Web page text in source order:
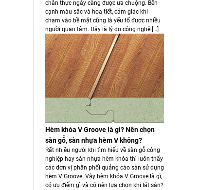
chân thực ngày càng được ưa chuộng. Bên
cạnh màu sắc và họa tiết, cảm giác khi
chạm vào bề mặt cũng là yếu tố được nhiều
người quan tâm. Đây là lý do công nghệ […]
Hèm khóa V Groove là gì? Nên chọn
sàn gỗ, sàn nhựa hèm V không?
Rất nhiều người khi tìm hiểu về sàn gỗ công
nghiệp hay sàn nhựa hèm khóa thì luôn thấy
các đơn vị phân phối quảng cáo sàn sử dụng
hèm V Groove. Vậy hèm khóa V Groove là gì,
có ưu điểm gì và có nên lựa chọn khi lát sàn?